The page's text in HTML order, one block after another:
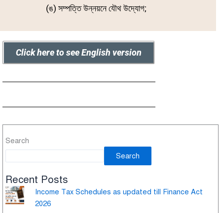
(ঙ) সম্পত্তি উন্নয়নে যৌথ উদ্যোগ;
Click here to see English version
Search
Search
Recent Posts
Income Tax Schedules as updated till Finance Act
2026